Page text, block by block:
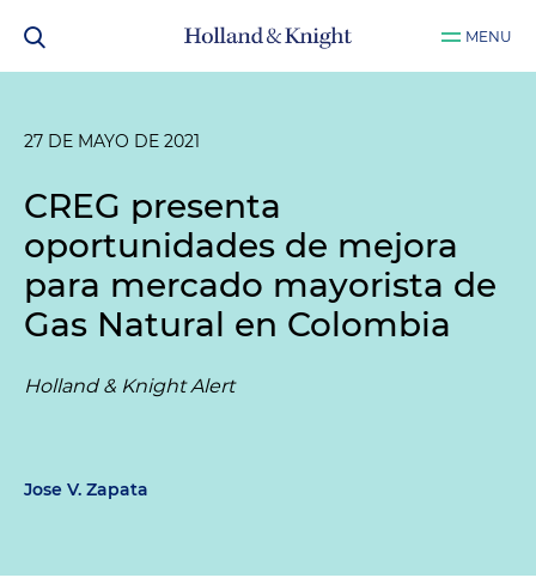
MENU
27 DE MAYO DE 2021
CREG presenta
oportunidades de mejora
para mercado mayorista de
Gas Natural en Colombia
Holland & Knight Alert
Jose V. Zapata